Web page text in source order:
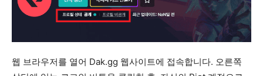
웹 브라우저를 열어 Dak.gg 웹사이트에 접속합니다. 오른쪽